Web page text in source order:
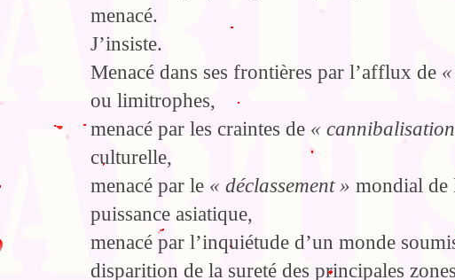
menacé.
J’insiste.
Menacé dans ses frontières par l’afflux de
ou limitrophes,
menacé par les craintes de «
culturelle,
menacé par le « déclassement » mondial de
puissance asiatique,
menacé par l’inquiétude d’un monde
disparition de la sureté des principales